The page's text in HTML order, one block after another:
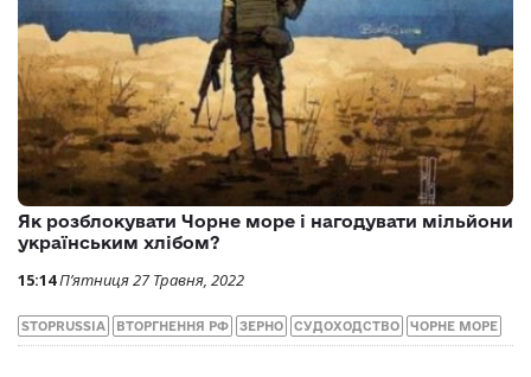
Як розблокувати Чорне море і нагодувати мільйони
українським хлібом?
15:14П’ятниця 27 Травня, 2022
STOPRUSSIA ВТОРГНЕННЯ РФ ЗЕРНО СУДОХОДСТВО ЧОРНЕ МОРЕ